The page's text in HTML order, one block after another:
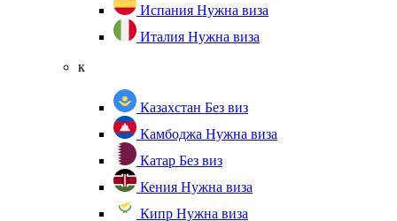
Испания Нужна виза
Италия Нужна виза
к
Казахстан Без виз
Камбоджа Нужна виза
Катар Без виз
Кения Нужна виза
Кипр Нужна виза